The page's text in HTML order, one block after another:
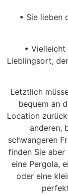
• Sie lieben
•
Lieblingsort,
Letztlich
bequem an
Location
anderen,
schwangeren
finden Sie aber
eine Pergola,
oder eine